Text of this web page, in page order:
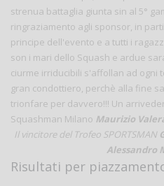
strenua battaglia giunta sin al 5°
ringraziamento agli sponsor, in
principe dell'evento e a tutti i
son i mari dello Squash e ardue
ciurme irriducibili s'affollan ad ogni
gran condottiero, perchè alla fine
trionfare per davvero!!! Un
Squashman Milano Maurizio
Il vincitore del Trofeo SPORTSMAN
Alessandro
Risultati per